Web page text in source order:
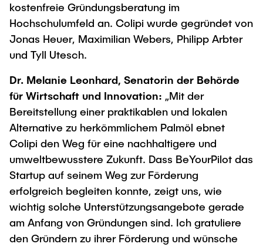
Joint School of Multidisciplinary Studies
Institutes
Overview
kostenfreie Gründungsberatung im
Hochschulumfeld an. Colipi wurde gegründet von
Jonas Heuer, Maximilian Webers, Philipp Arbter
und Tyll Utesch.
Dr. Melanie Leonhard, Senatorin der Behörde
für Wirtschaft und Innovation: „Mit der
Bereitstellung einer praktikablen und lokalen
Alternative zu herkömmlichem Palmöl ebnet
Colipi den Weg für eine nachhaltigere und
umweltbewusstere Zukunft. Dass BeYourPilot das
Startup auf seinem Weg zur Förderung
erfolgreich begleiten konnte, zeigt uns, wie
wichtig solche Unterstützungsangebote gerade
am Anfang von Gründungen sind. Ich gratuliere
den Gründern zu ihrer Förderung und wünsche